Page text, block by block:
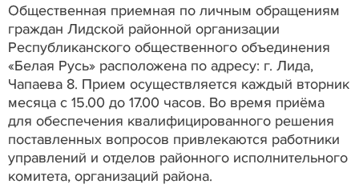
Общественная приемная по личным обращениям
граждан Лидской районной организации
Республиканского общественного объединения
«Белая Русь» расположена по адресу: г. Лида,
Чапаева 8. Прием осуществляется каждый вторник
месяца с 15.00 до 17.00 часов. Во время приёма
для обеспечения квалифицированного решения
поставленных вопросов привлекаются работники
управлений и отделов районного исполнительного
комитета, организаций района.